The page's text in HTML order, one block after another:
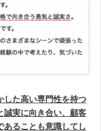
した高い専門性を持つ
誠実に向き合い、顧客
あることも意識してし